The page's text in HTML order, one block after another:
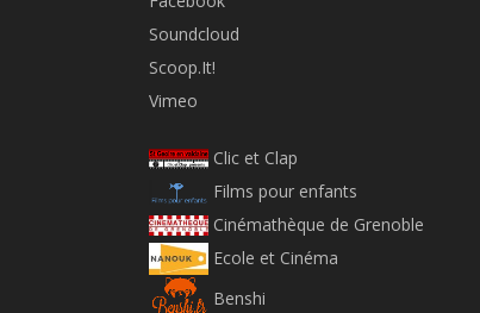
Soundcloud
Scoop.It!
Vimeo
Clic et Clap
Films pour enfants
Cinémathèque de Grenoble
Ecole et Cinéma
Benshi